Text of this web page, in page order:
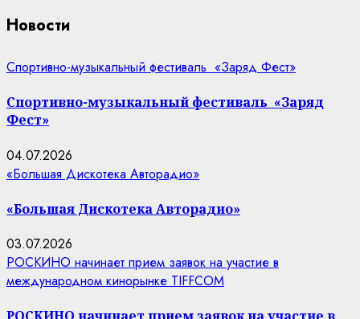
Новости
Спортивно-музыкальный фестиваль «Заряд Фест»
Спортивно-музыкальный фестиваль «Заряд
Фест»
04.07.2026
«Большая Дискотека Авторадио»
«Большая Дискотека Авторадио»
03.07.2026
РОСКИНО начинает прием заявок на участие в
международном кинорынке TIFFCOM